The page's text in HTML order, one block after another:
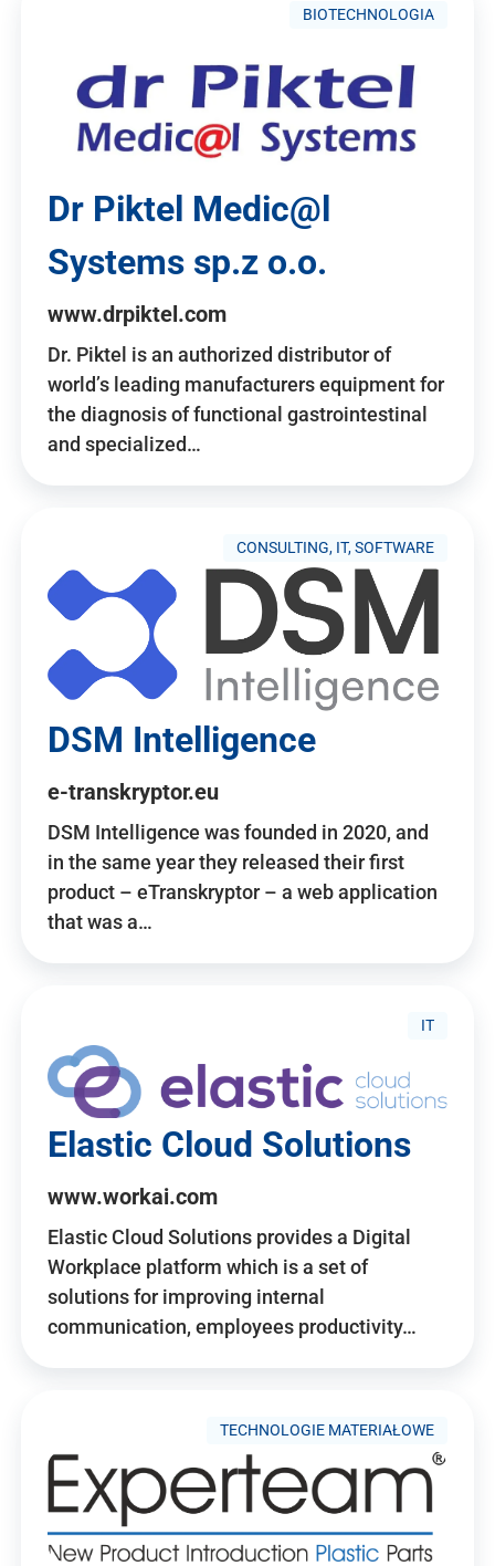
BIOTECHNOLOGIA
Dr Piktel Medic@l
Systems sp.z o.o.
www.drpiktel.com
Dr. Piktel is an authorized distributor of
world’s leading manufacturers equipment for
the diagnosis of functional gastrointestinal
and specialized…
CONSULTING, IT, SOFTWARE
DSM Intelligence
e-transkryptor.eu
DSM Intelligence was founded in 2020, and
in the same year they released their first
product – eTranskryptor – a web application
that was a…
IT
Elastic Cloud Solutions
www.workai.com
Elastic Cloud Solutions provides a Digital
Workplace platform which is a set of
solutions for improving internal
communication, employees productivity…
TECHNOLOGIE MATERIAŁOWE